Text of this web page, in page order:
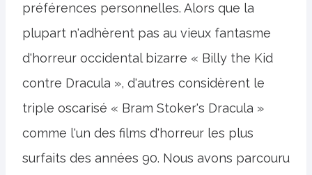
préférences personnelles. Alors que la
plupart n'adhèrent pas au vieux fantasme
d'horreur occidental bizarre « Billy the Kid
contre Dracula », d'autres considèrent le
triple oscarisé « Bram Stoker's Dracula »
comme l'un des films d'horreur les plus
surfaits des années 90. Nous avons parcouru